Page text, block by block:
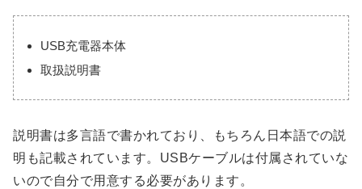
USB充電器本体
取扱説明書
説明書は多言語で書かれており、もちろん日本語での説
明も記載されています。USBケーブルは付属されていな
いので自分で用意する必要があります。